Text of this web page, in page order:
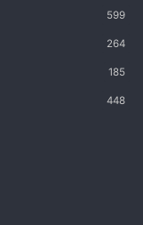
599
264
185
448